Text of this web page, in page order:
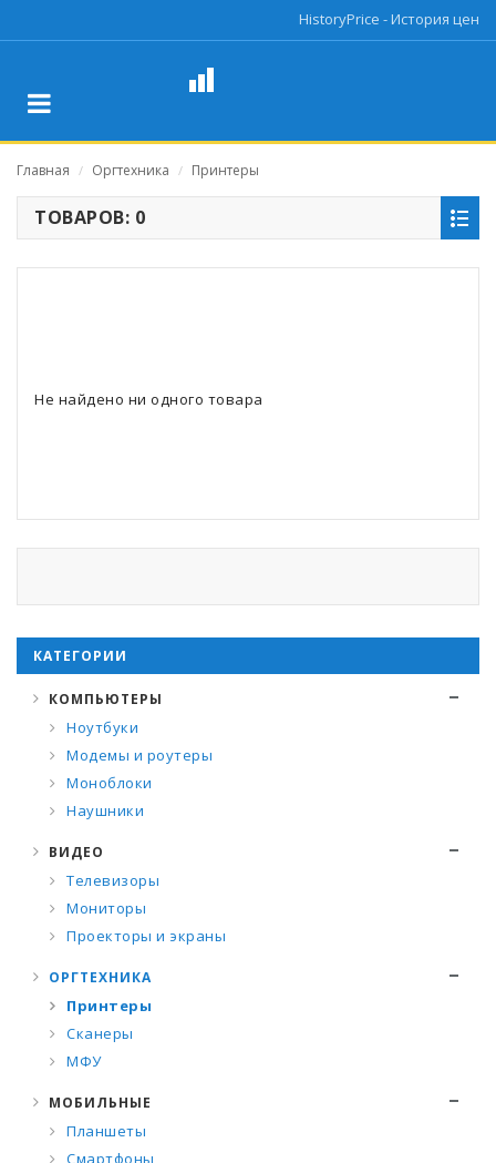
HistoryPrice - История цен
Главная / Оргтехника / Принтеры
ТОВАРОВ: 0
Не найдено ни одного товара
КАТЕГОРИИ
КОМПЬЮТЕРЫ
Ноутбуки
Модемы и роутеры
Моноблоки
Наушники
ВИДЕО
Телевизоры
Мониторы
Проекторы и экраны
ОРГТЕХНИКА
Принтеры
Сканеры
МФУ
МОБИЛЬНЫЕ
Планшеты
Смартфоны